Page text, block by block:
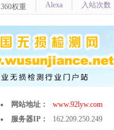
360权重
Alexa
入站次数
网站地址：
www.92lyw.com
服务器IP：
162.209.250.249